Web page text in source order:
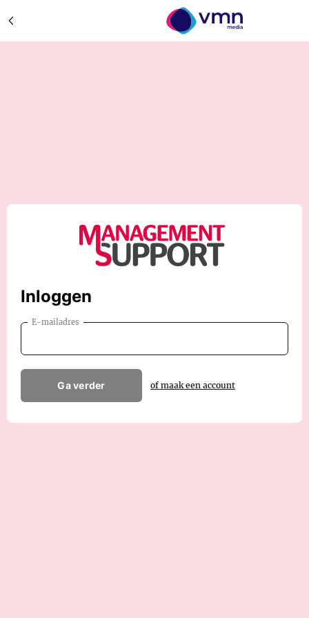
Inloggen
E-mailadres
Ga verder of maak een account